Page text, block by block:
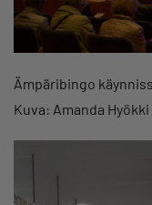
Ämpäribingo
Kuva: Amanda Hyökki